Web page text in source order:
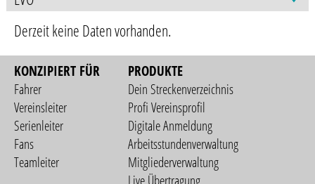
Derzeit keine Daten vorhanden.
KONZIPIERT FÜR
Fahrer
Vereinsleiter
Serienleiter
Fans
Teamleiter
PRODUKTE
Dein Streckenverzeichnis
Profi Vereinsprofil
Digitale Anmeldung
Arbeitsstundenverwaltung
Mitgliederverwaltung
Live Übertragung